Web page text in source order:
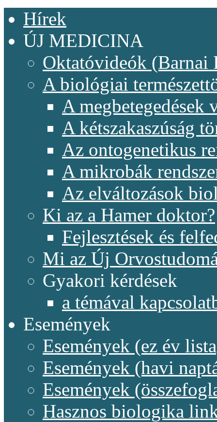
Hírek
ÚJ MEDICINA
Oktatóvideók (Barnai
A biológiai
A megbetegedések
A kétszakaszúság
Az ontogenetikus
A mikrobák
Az elváltozások
Ki az a Hamer doktor?
Fejlesztések és
Mi az Új
Gyakori kérdések
a témával
Események
Események (ez év
Események (havi
Események
Hasznos biologika